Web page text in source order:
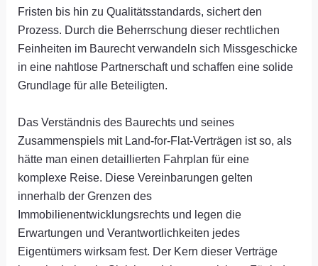
Fristen bis hin zu Qualitätsstandards, sichert den
Prozess. Durch die Beherrschung dieser rechtlichen
Feinheiten im Baurecht verwandeln sich Missgeschicke
in eine nahtlose Partnerschaft und schaffen eine solide
Grundlage für alle Beteiligten.
Das Verständnis des Baurechts und seines
Zusammenspiels mit Land-for-Flat-Verträgen ist so, als
hätte man einen detaillierten Fahrplan für eine
komplexe Reise. Diese Vereinbarungen gelten
innerhalb der Grenzen des
Immobilienentwicklungsrechts und legen die
Erwartungen und Verantwortlichkeiten jedes
Eigentümers wirksam fest. Der Kern dieser Verträge